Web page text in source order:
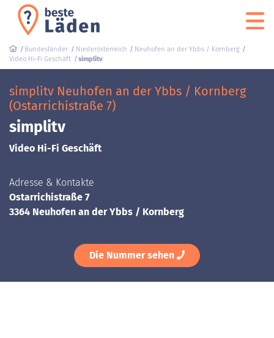
Bundesländer Niederösterreich
Neuhofen an der Ybbs / Kornberg
Video Hi-Fi Geschäft
simplitv
simplitv Neuhofen an der Ybbs / Kornberg
(Ostarrichistraße 7)
simplitv
Video Hi-Fi Geschäft
Adresse & Kontakte
Ostarrichistraße 7
3364 Neuhofen an der Ybbs / Kornberg
Die Nummer sehen